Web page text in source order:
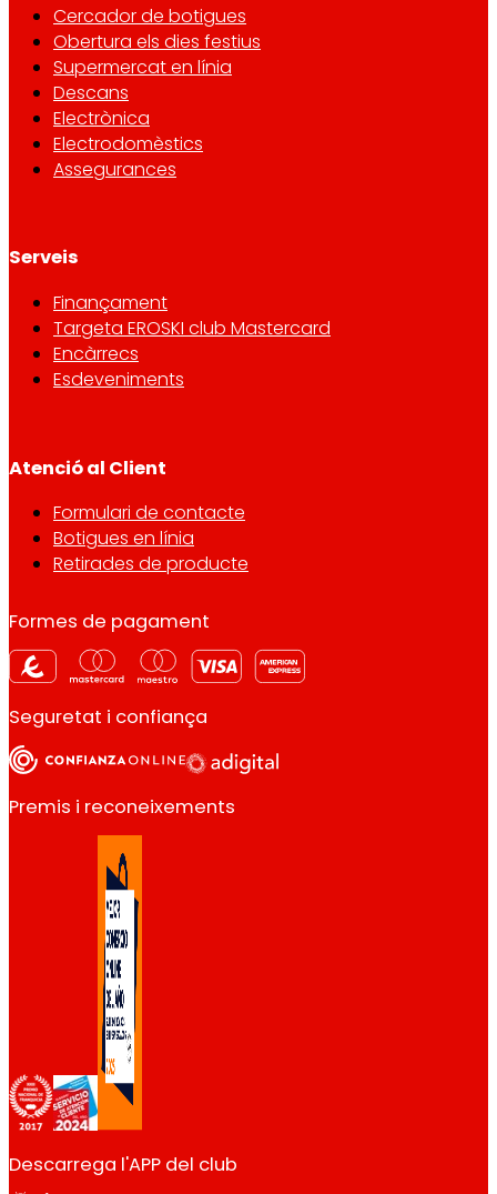
Cercador de botigues
Obertura els dies festius
Supermercat en línia
Descans
Electrònica
Electrodomèstics
Assegurances
Serveis
Finançament
Targeta EROSKI club Mastercard
Encàrrecs
Esdeveniments
Atenció al Client
Formulari de contacte
Botigues en línia
Retirades de producte
Formes de pagament
Seguretat i confiança
Premis i reconeixements
Descarrega l'APP del club